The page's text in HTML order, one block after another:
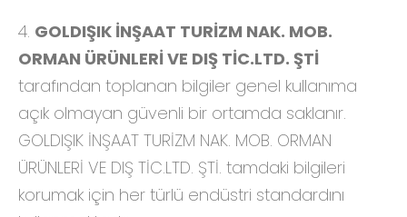
4. GOLDIŞIK İNŞAAT TURİZM NAK. MOB.
ORMAN ÜRÜNLERİ VE DIŞ TİC.LTD. ŞTİ
tarafından toplanan bilgiler genel kullanıma
açık olmayan güvenli bir ortamda saklanır.
GOLDIŞIK İNŞAAT TURİZM NAK. MOB. ORMAN
ÜRÜNLERİ VE DIŞ TİC.LTD. ŞTİ. tamdaki bilgileri
korumak için her türlü endüstri standardını